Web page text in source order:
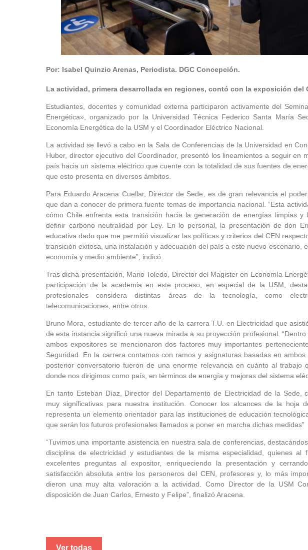
Por: Isabel Quinzio Arenas, Periodista. DGC Concepción.
La actividad, primera desarrollada en regiones, contó con la exposición del
Estudiantes, docentes y comunidad externa participaron activamente del
Energética», organizado por la Universidad Técnica Federico Santa María
Economía Energética de la USM y el Coordinador Eléctrico Nacional.
La actividad se llevó a cabo en la Sala de Conferencias de la Universidad en
Huber, director ejecutivo del Coordinador, presentó los lineamientos a seguir en
país hacia un sistema eléctrico que cuente con la totalidad de sus fuentes de
que esto presenta en diversos ámbitos.
Para Eduardo Aracena Cuellar, Director de Sede, es de gran relevancia el
que dan a conocer de primera fuente temas de importancia nacional. “Esta
cómo Chile enfrenta esta transición hacia la generación de energías limpias
definir carbono neutralidad por Ley. En lo personal, la presentación de don
educativa dado que me permitió visualizar las políticas y criterios del CEN
transición exitosa, una instalación y adecuación del país a este nuevo escenario,
economía y medio ambiente”, indicó.
Tras dicha presentación, Mario Toledo, Director del Magister en Economía
participación de la academia en este proceso, en especial de la USM,
profesionales considera distintas áreas de la tecnología, como
telecomunicaciones, entre otros.
Bruno Mora, estudiante de tercer año de la carrera T.U. en Electricidad que
de esta instancia significó una nueva mirada a su proyección profesional.
ambos expositores se mencionaron dos factores muy importantes
Seguridad. En la carrera contamos con ramos y asignaturas basadas en
posterior conversatorio fueron de una enorme relevancia en cuánto al trabajo
donde nos dirigimos como país, en términos de energía y mejoras del sistema
En tanto Esteban Díaz, Director del Departamento de Electricidad de la Sede,
muy significativas para nuestra institución. Conocer los alcances de la hoja
representa un elemento orientador para las instituciones de educación
que serán los futuros profesionales llamados a poner en marcha dichas medidas”
“Tuvimos una importante asistencia en nuestra sala de conferencias,
disciplina de electricidad y estudiantes de la misma especialidad, quienes al
excelentes preguntas al expositor, enriqueciendo la presentación y
satisfacción absoluta entre los personeros del CEN, profesores y, lo más
dieron una muy alta valoración a la actividad. Como Director de la USM
disposición de Juan Carlos, Ernesto y Felipe”, finalizó Aracena.
Ver todas